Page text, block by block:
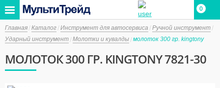
0
Главная Каталог Инструмент для автосервиса
Ручной инструмент
Ударный инструмент Молотки и кувалды молоток 300 гр. kingtony
МОЛОТОК 300 ГР. KINGTONY 7821-30